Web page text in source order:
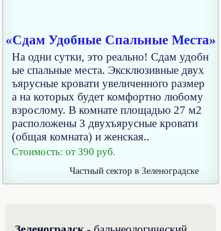
«Сдам Удобные Спальные Места»
На одни сутки, это реально! Сдам удобн
ые спальные места. Эксклюзивные двух
ъярусные кровати увеличенного размер
а на которых будет комфортно любому
взрослому. В комнате площадью 27 м2
расположены 3 двухъярусные кровати
(общая комната) и женская..
Стоимость: от 390 руб.
Частный сектор в Зеленоградске